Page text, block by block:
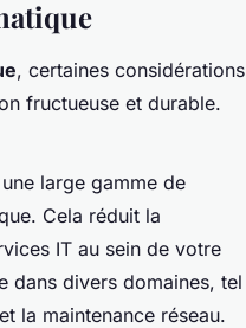
, certaines considérations
fructueuse et durable.
large gamme de
Cela réduit la
IT au sein de votre
dans divers domaines, tel
la maintenance réseau.